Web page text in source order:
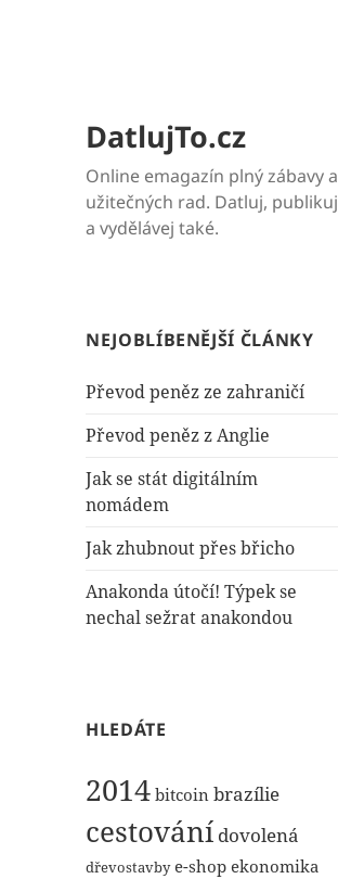
DatlujTo.cz
Online emagazín plný zábavy a
užitečných rad. Datluj, publikuj
a vydělávej také.
NEJOBLÍBENĚJŠÍ ČLÁNKY
Převod peněz ze zahraničí
Převod peněz z Anglie
Jak se stát digitálním
nomádem
Jak zhubnout přes břicho
Anakonda útočí! Týpek se
nechal sežrat anakondou
HLEDÁTE
2014 bitcoin brazílie
cestování dovolená
dřevostavby e-shop ekonomika